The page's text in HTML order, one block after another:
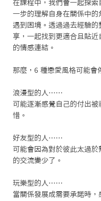
在課程中，我們會一起探
一步的理解自身在關係中
遇到困境。透過過去經驗
享，一起找到更適合且貼
的情感連結。
那麼，6 種戀愛風格可能會
浪漫型的人⋯⋯
可能逐漸感覺自己的付出
惜。
好友型的人⋯⋯
可能會因為對於彼此太過
的交流變少了。
玩樂型的人⋯⋯
當關係發展成需要承諾時